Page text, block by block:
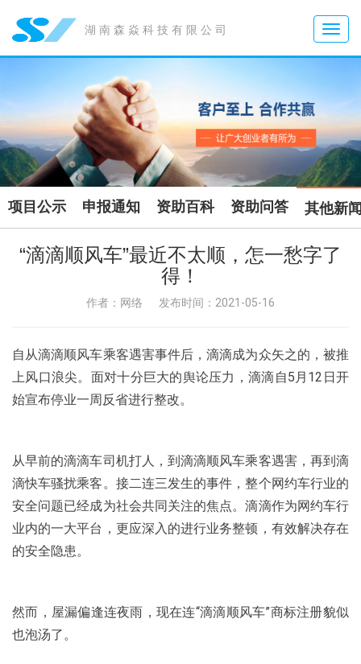
湖南森焱科技有限公司
Toggle
项目公示 申报通知 资助百科 资助问答 其他新
“滴滴顺风车”最近不太顺，怎一愁字了
得！
作者：网络 发布时间：2021-05-16
自从滴滴顺风车乘客遇害事件后，滴滴成为众矢之的，被推
上风口浪尖。面对十分巨大的舆论压力，滴滴自5月12日开
始宣布停业一周反省进行整改。
从早前的滴滴车司机打人，到滴滴顺风车乘客遇害，再到滴
滴快车骚扰乘客。接二连三发生的事件，整个网约车行业的
安全问题已经成为社会共同关注的焦点。滴滴作为网约车行
业内的一大平台，更应深入的进行业务整顿，有效解决存在
的安全隐患。
然而，屋漏偏逢连夜雨，现在连“滴滴顺风车”商标注册貌似
也泡汤了。